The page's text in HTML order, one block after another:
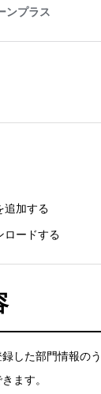
追加する
ロードする
した部門情報の
ます。